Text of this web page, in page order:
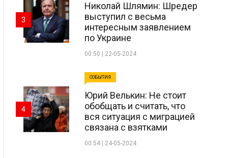
Николай Шлямин: Шредер
выступил с весьма
интересным заявлением
по Украине
00:50 | 22-05-2024
3
СОБЫТИЯ
Юрий Велькин: Не стоит
обобщать и считать, что
вся ситуация с миграцией
связана с взятками
00:54 | 24-05-2024
4